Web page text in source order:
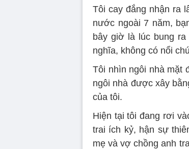
Tôi cay đắng nhận ra
nước ngoài 7 năm,
bây giờ là lúc bung
nghĩa, không có nổi
Tôi nhìn ngôi nhà mặt
ngôi nhà được xây
của tôi.
Hiện tại tôi đang rơi
trai ích kỷ, hận sự
mẹ và vợ chồng anh